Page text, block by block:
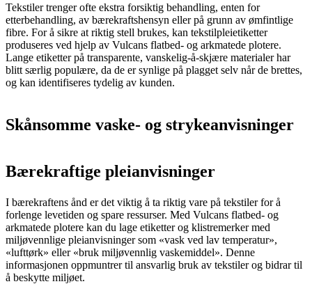
Tekstiler trenger ofte ekstra forsiktig behandling, enten for
etterbehandling, av bærekraftshensyn eller på grunn av ømfintlige
fibre. For å sikre at riktig stell brukes, kan tekstilpleietiketter
produseres ved hjelp av Vulcans flatbed- og arkmatede plotere.
Lange etiketter på transparente, vanskelig-å-skjære materialer har
blitt særlig populære, da de er synlige på plagget selv når de brettes,
og kan identifiseres tydelig av kunden.
Skånsomme vaske- og strykeanvisninger
Bærekraftige pleianvisninger
I bærekraftens ånd er det viktig å ta riktig vare på tekstiler for å
forlenge levetiden og spare ressurser. Med Vulcans flatbed- og
arkmatede plotere kan du lage etiketter og klistremerker med
miljøvennlige pleianvisninger som «vask ved lav temperatur»,
«lufttørk» eller «bruk miljøvennlig vaskemiddel». Denne
informasjonen oppmuntrer til ansvarlig bruk av tekstiler og bidrar til
å beskytte miljøet.